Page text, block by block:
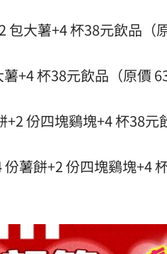
大薯+4 杯38元飲品（
+4 杯38元飲品（原價
份四塊鷄塊+4 杯38元
薯餅+2 份四塊鷄塊+4